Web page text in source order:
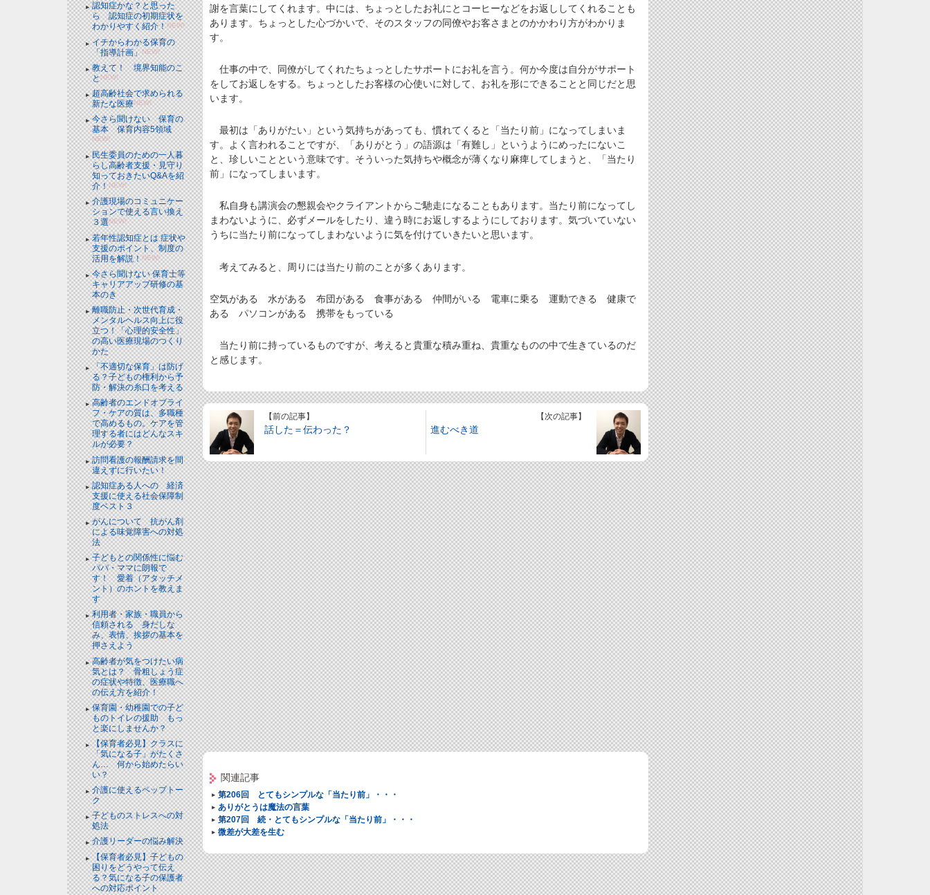
認知症かな？と思った
ら 認知症の初期症状を
わかりやすく紹介！NEW!
イチからわかる保育の
「指導計画」NEW!
教えて！ 境界知能のこ
とNEW!
超高齢社会で求められる
新たな医療NEW!
今さら聞けない 保育の
基本 保育内容5領域
NEW!
民生委員のための一人暮
らし高齢者支援・見守り
知っておきたいQ&Aを紹
介！NEW!
介護現場のコミュニケー
ションで使える言い換え
３選NEW!
若年性認知症とは 症状や
支援のポイント、制度の
活用を解説！NEW!
今さら聞けない 保育士等
キャリアアップ研修の基
本のき
離職防止・次世代育成・
メンタルヘルス向上に役
立つ！「心理的安全性」
の高い医療現場のつくり
かた
「不適切な保育」は防げ
る？子どもの権利から予
防・解決の糸口を考える
高齢者のエンドオブライ
フ・ケアの質は、多職種
で高めるもの。ケアを管
理する者にはどんなスキ
ルが必要？
訪問看護の報酬請求を間
違えずに行いたい！
認知症ある人への 経済
支援に使える社会保障制
度ベスト３
がんについて 抗がん剤
による味覚障害への対処
法
子どもとの関係性に悩む
パパ・ママに朗報で
す！ 愛着（アタッチメ
ント）のホントを教えま
す
利用者・家族・職員から
信頼される 身だしな
み、表情、挨拶の基本を
押さえよう
高齢者が気をつけたい病
気とは？ 骨粗しょう症
の症状や特徴、医療職へ
の伝え方を紹介！
保育園・幼稚園での子ど
ものトイレの援助 もっ
と楽にしませんか？
【保育者必見】クラスに
「気になる子」がたくさ
ん… 何から始めたらい
い？
介護に使えるペップトー
ク
子どものストレスへの対
処法
介護リーダーの悩み解決
【保育者必見】子どもの
困りをどうやって伝え
る？気になる子の保護者
への対応ポイント
謝を言葉にしてくれます。中には、ちょっとしたお礼にとコーヒーなどをお返ししてくれることも
あります。ちょっとした心づかいで、そのスタッフの同僚やお客さまとのかかわり方がわかりま
す。
仕事の中で、同僚がしてくれたちょっとしたサポートにお礼を言う。何か今度は自分がサポート
をしてお返しをする。ちょっとしたお客様の心使いに対して、お礼を形にできることと同じだと思
います。
最初は「ありがたい」という気持ちがあっても、慣れてくると「当たり前」になってしまいま
す。よく言われることですが、「ありがとう」の語源は「有難し」というようにめったにないこ
と、珍しいことという意味です。そういった気持ちや概念が薄くなり麻痺してしまうと、「当たり
前」になってしまいます。
私自身も講演会の懇親会やクライアントからご馳走になることもあります。当たり前になってし
まわないように、必ずメールをしたり、違う時にお返しするようにしております。気づいていない
うちに当たり前になってしまわないように気を付けていきたいと思います。
考えてみると、周りには当たり前のことが多くあります。
空気がある 水がある 布団がある 食事がある 仲間がいる 電車に乗る 運動できる 健康で
ある パソコンがある 携帯をもっている
当たり前に持っているものですが、考えると貴重な積み重ね、貴重なものの中で生きているのだ
と感じます。
【前の記事】
話した＝伝わった？
【次の記事】
進むべき道
関連記事
第206回 とてもシンプルな「当たり前」・・・
ありがとうは魔法の言葉
第207回 続・とてもシンプルな「当たり前」・・・
微差が大差を生む